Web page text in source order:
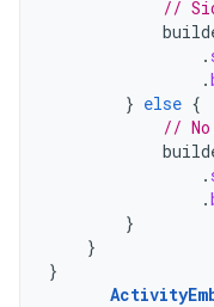
//
.
.
} else {
//
.
.
}
}
}